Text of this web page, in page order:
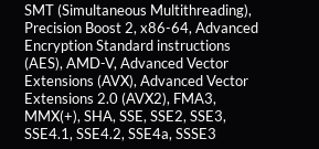
SMT (Simultaneous Multithreading),
Precision Boost 2, x86-64, Advanced
Encryption Standard instructions
(AES), AMD-V, Advanced Vector
Extensions (AVX), Advanced Vector
Extensions 2.0 (AVX2), FMA3,
MMX(+), SHA, SSE, SSE2, SSE3,
SSE4.1, SSE4.2, SSE4a, SSSE3